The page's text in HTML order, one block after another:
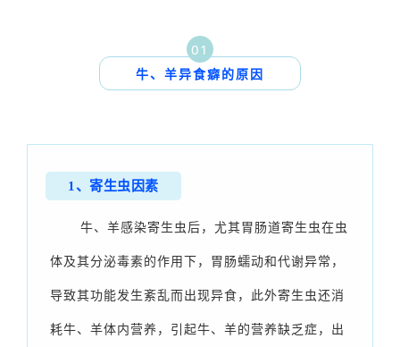
01
牛、 羊异食癖 的 原因
1、寄生虫因素
牛、羊感染寄生虫后，尤其胃肠道寄生虫在虫
体及其分泌毒素的作用下，胃肠蠕动和代谢异常，
导致其功能发生紊乱而出现异食，此外寄生虫还消
耗牛、羊体内营养，引起牛、羊的营养缺乏症，出